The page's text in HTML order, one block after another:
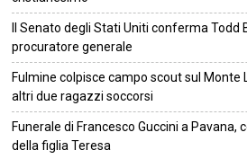
Il Senato degli Stati Uniti conferma Todd
procuratore generale
Fulmine colpisce campo scout sul Monte
altri due ragazzi soccorsi
Funerale di Francesco Guccini a
della figlia Teresa